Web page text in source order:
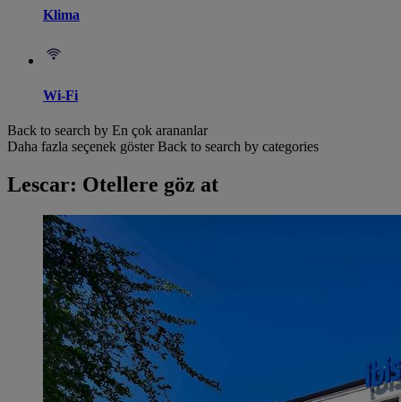
Klima
Wi-Fi
Back to search by En çok arananlar
Daha fazla seçenek göster Back to search by categories
Lescar: Otellere göz at